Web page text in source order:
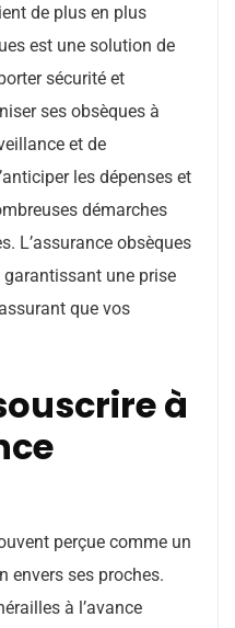
de plus en plus
est une solution de
sécurité et
ses obsèques à
et de
les dépenses et
démarches
L’assurance obsèques
garantissant une prise
que vos
à
perçue comme un
envers ses proches.
à l’avance